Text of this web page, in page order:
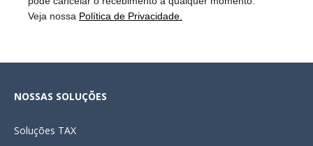
Veja nossa Política de Privacidade.
NOSSAS SOLUÇÕES
Soluções TAX